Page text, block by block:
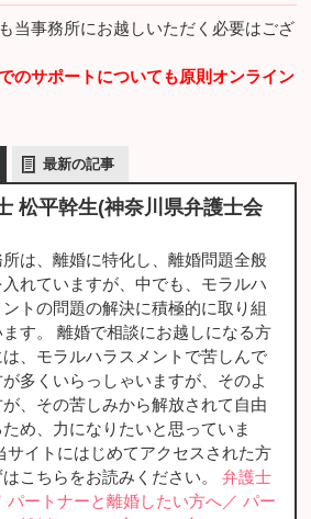
当事務所にお越しいただく必要はござ
のサポートについても原則オンライン
最新の記事
松平幹生(神奈川県弁護士会
所は、離婚に特化し、離婚問題全般
入れていますが、中でも、モラルハ
ントの問題の解決に積極的に取り組
ます。 離婚で相談にお越しになる方
、モラルハラスメントで苦しんで
多くいらっしゃいますが、そのよ
が、その苦しみから解放されて自由
め、力になりたいと思っていま
サイトにはじめてアクセスされた方
はこちらをお読みください。弁護士
パートナーと離婚したい方へ／ パー